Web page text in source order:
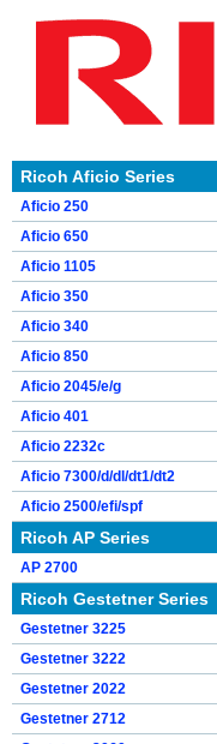
Ricoh Aficio Series
Aficio 250
Aficio 650
Aficio 1105
Aficio 350
Aficio 340
Aficio 850
Aficio 2045/e/g
Aficio 401
Aficio 2232c
Aficio 7300/d/dl/dt1/dt2
Aficio 2500/efi/spf
Ricoh AP Series
AP 2700
Ricoh Gestetner Series
Gestetner 3225
Gestetner 3222
Gestetner 2022
Gestetner 2712